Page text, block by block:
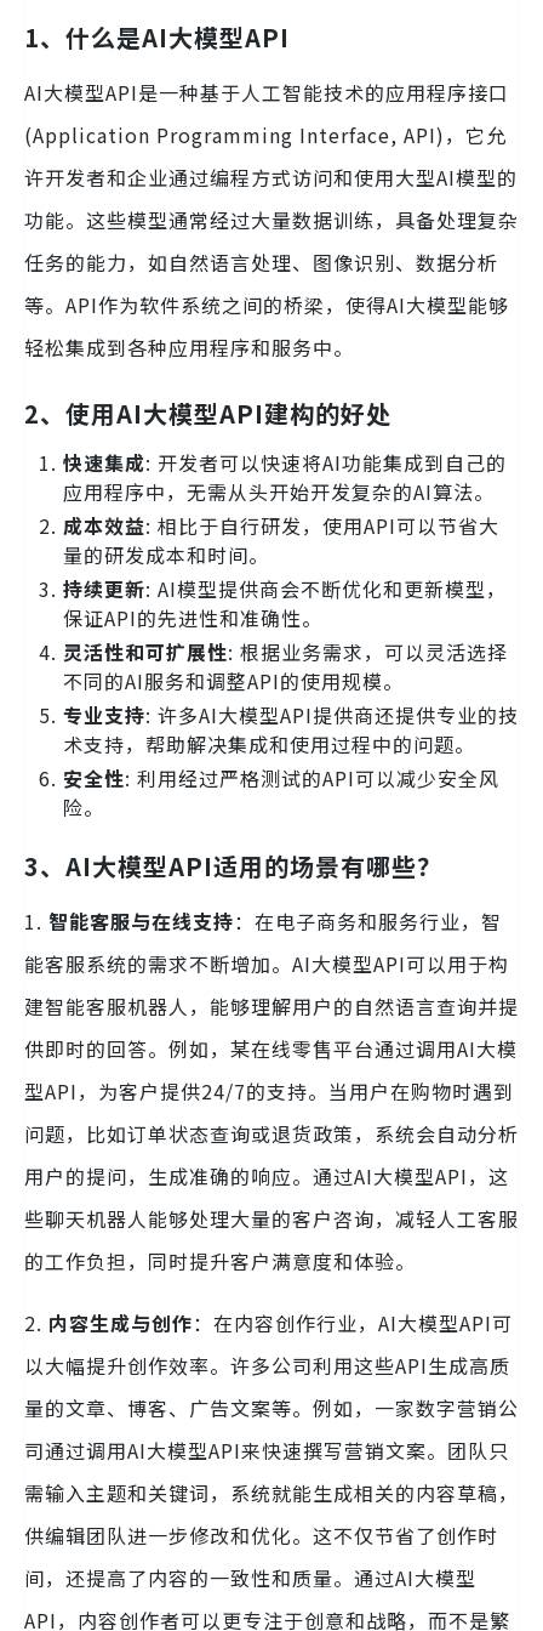
1、什么是AI大模型API
AI大模型API是一种基于人工智能技术的应用程序接口
(Application Programming Interface, API)，它允
许开发者和企业通过编程方式访问和使用大型AI模型的
功能。这些模型通常经过大量数据训练，具备处理复杂
任务的能力，如自然语言处理、图像识别、数据分析
等。API作为软件系统之间的桥梁，使得AI大模型能够
轻松集成到各种应用程序和服务中。
2、使用AI大模型API建构的好处
快速集成: 开发者可以快速将AI功能集成到自己的
应用程序中，无需从头开始开发复杂的AI算法。
成本效益: 相比于自行研发，使用API可以节省大
量的研发成本和时间。
持续更新: AI模型提供商会不断优化和更新模型，
保证API的先进性和准确性。
灵活性和可扩展性: 根据业务需求，可以灵活选择
不同的AI服务和调整API的使用规模。
专业支持: 许多AI大模型API提供商还提供专业的技
术支持，帮助解决集成和使用过程中的问题。
安全性: 利用经过严格测试的API可以减少安全风
险。
3、AI大模型API适用的场景有哪些？
1. 智能客服与在线支持：在电子商务和服务行业，智
能客服系统的需求不断增加。AI大模型API可以用于构
建智能客服机器人，能够理解用户的自然语言查询并提
供即时的回答。例如，某在线零售平台通过调用AI大模
型API，为客户提供24/7的支持。当用户在购物时遇到
问题，比如订单状态查询或退货政策，系统会自动分析
用户的提问，生成准确的响应。通过AI大模型API，这
些聊天机器人能够处理大量的客户咨询，减轻人工客服
的工作负担，同时提升客户满意度和体验。
2. 内容生成与创作：在内容创作行业，AI大模型API可
以大幅提升创作效率。许多公司利用这些API生成高质
量的文章、博客、广告文案等。例如，一家数字营销公
司通过调用AI大模型API来快速撰写营销文案。团队只
需输入主题和关键词，系统就能生成相关的内容草稿，
供编辑团队进一步修改和优化。这不仅节省了创作时
间，还提高了内容的一致性和质量。通过AI大模型
API，内容创作者可以更专注于创意和战略，而不是繁